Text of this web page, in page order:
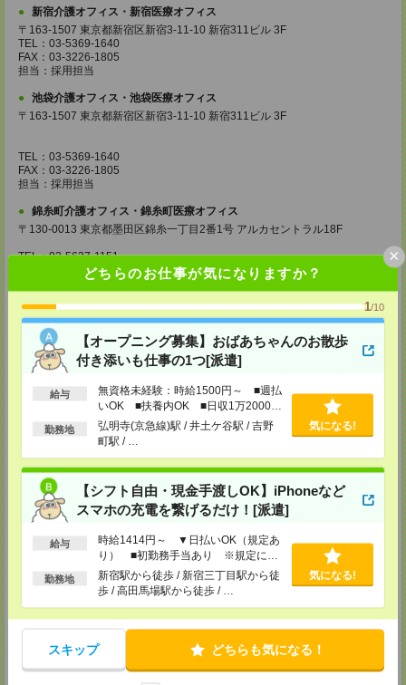
どちらのお仕事が気になりますか？
1/10
【オープニング募集】おばあちゃんのお散歩
付き添いも仕事の1つ[派遣]
給与
無資格未経験：時給1500円～ ■週払
いOK ■扶養内OK ■日収1万2000円
以上
勤務地
弘明寺(京急線)駅 / 井土ケ谷駅 / 吉野
町駅 / …
気になる!
【シフト自由・現金手渡しOK】iPhoneなど
スマホの充電を繋げるだけ！[派遣]
給与
時給1414円～ ▼日払いOK（規定あ
り） ■初勤務手当あり ※規定によ
る
勤務地
新宿駅から徒歩 / 新宿三丁目駅から徒
歩 / 高田馬場駅から徒歩 / …
気になる!
スキップ どちらも気になる！
×
新宿介護オフィス・新宿医療オフィス
〒163-1507 東京都新宿区新宿3-11-10 新宿311ビル 3F
TEL：03-5369-1640
FAX：03-3226-1805
担当：採用担当
池袋介護オフィス・池袋医療オフィス
〒163-1507 東京都新宿区新宿3-11-10 新宿311ビル 3F
TEL：03-5369-1640
FAX：03-3226-1805
担当：採用担当
錦糸町介護オフィス・錦糸町医療オフィス
〒130-0013 東京都墨田区錦糸一丁目2番1号 アルカセントラル18F
TEL：03-5637-1151
FAX：03-5637-1388
担当：採用担当
西東京医療オフィス
〒180-0004 東京都武蔵野市吉祥寺本町1丁目14番5号 吉祥寺本町ビル5F
TEL：0422-23-0901
FAX：0422-23-0905
町田介護オフィス
〒194-0022 東京都町田市森野1丁目36番14号 ビオレ町田ビル3F
TEL：042-728-3021
FAX：042-728-3025
担当：採用担当
川崎医療オフィス・横浜医療オフィス
TEL：044-233-3501
FAX：044-233-4305
担当：採用担当者
横浜介護オフィス
5F
TEL：045-320-1901
FAX：044-233-4305
担当：採用担当者